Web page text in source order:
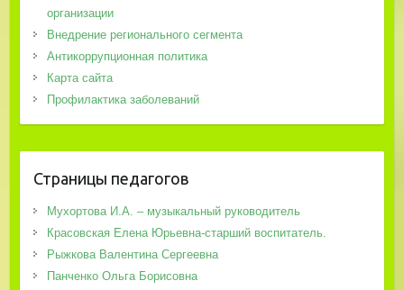
организации
Внедрение регионального сегмента
Антикоррупционная политика
Карта сайта
Профилактика заболеваний
Страницы педагогов
Мухортова И.А. – музыкальный руководитель
Красовская Елена Юрьевна-старший воспитатель.
Рыжкова Валентина Сергеевна
Панченко Ольга Борисовна